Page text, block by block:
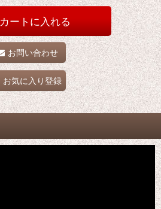
カートに入れる
お問い合わせ
お気に入り登録